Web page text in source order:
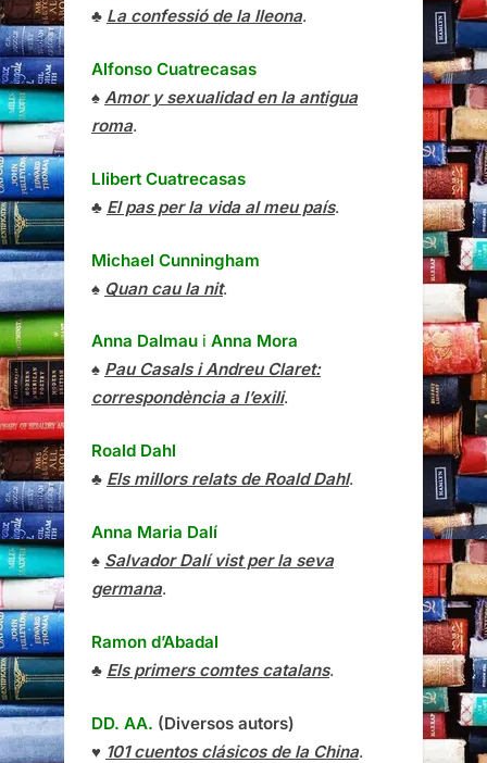
♣ La confessió de la lleona.
Alfonso Cuatrecasas
♠ Amor y sexualidad en la antigua
roma.
Llibert Cuatrecasas
♣ El pas per la vida al meu país.
Michael Cunningham
♠ Quan cau la nit.
Anna Dalmau i Anna Mora
♠ Pau Casals i Andreu Claret:
correspondència a l’exili.
Roald Dahl
♣ Els millors relats de Roald Dahl.
Anna Maria Dalí
♠ Salvador Dalí vist per la seva
germana.
Ramon d’Abadal
♣ Els primers comtes catalans.
DD. AA. (Diversos autors)
♥ 101 cuentos clásicos de la China.